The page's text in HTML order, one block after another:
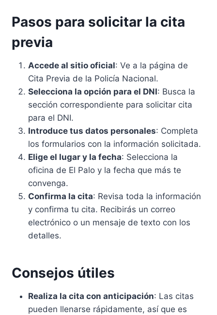
Pasos para solicitar la cita
previa
Accede al sitio oficial: Ve a la página de
Cita Previa de la Policía Nacional.
Selecciona la opción para el DNI: Busca la
sección correspondiente para solicitar cita
para el DNI.
Introduce tus datos personales: Completa
los formularios con la información solicitada.
Elige el lugar y la fecha: Selecciona la
oficina de El Palo y la fecha que más te
convenga.
Confirma la cita: Revisa toda la información
y confirma tu cita. Recibirás un correo
electrónico o un mensaje de texto con los
detalles.
Consejos útiles
Realiza la cita con anticipación: Las citas
pueden llenarse rápidamente, así que es